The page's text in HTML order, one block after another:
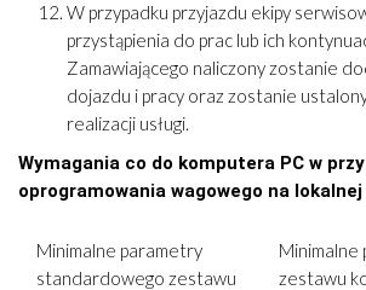
W przypadku przyjazdu ekipy
przystąpienia do prac lub ich
Zamawiającego naliczony zostanie
dojazdu i pracy oraz zostanie
realizacji usługi.
Wymagania co do komputera PC w
oprogramowania wagowego na
Minimalne parametry
standardowego zestawu
Minimalne
zestawu